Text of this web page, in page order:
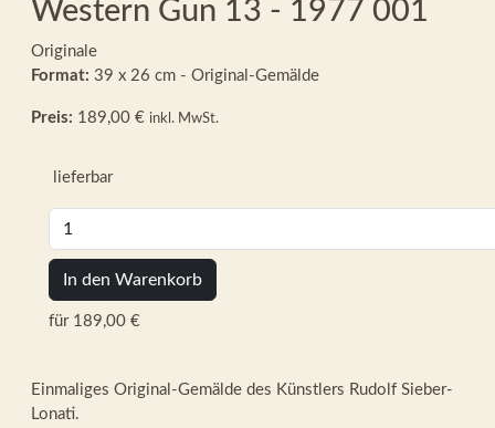
Western Gun 13 - 1977 001
Originale
Format: 39 x 26 cm - Original-Gemälde
Preis: 189,00 € inkl. MwSt.
lieferbar
In den Warenkorb
für 189,00 €
Einmaliges Original-Gemälde des Künstlers Rudolf Sieber-
Lonati.